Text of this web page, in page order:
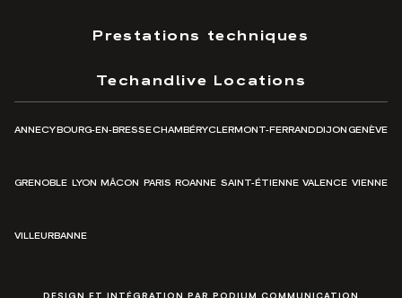
Prestations techniques
Techandlive Locations
ANNECYBOURG-EN-BRESSECHAMBÉRYCLERMONT-FERRANDDIJONGENÈVE
GRENOBLE LYON MÂCON PARIS ROANNE SAINT-ÉTIENNE VALENCE VIENNE
VILLEURBANNE
DESIGN ET INTÉGRATION PAR PODIUM COMMUNICATION